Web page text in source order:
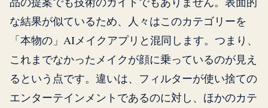
な結果が似ているため、人々はこのカテゴリーを
「本物の」AIメイクアプリと混同します。つまり、
これまでなかったメイクが顔に乗っているのが見え
るという点です。違いは、フィルターが使い捨ての
エンターテインメントであるのに対し、ほかのカテ